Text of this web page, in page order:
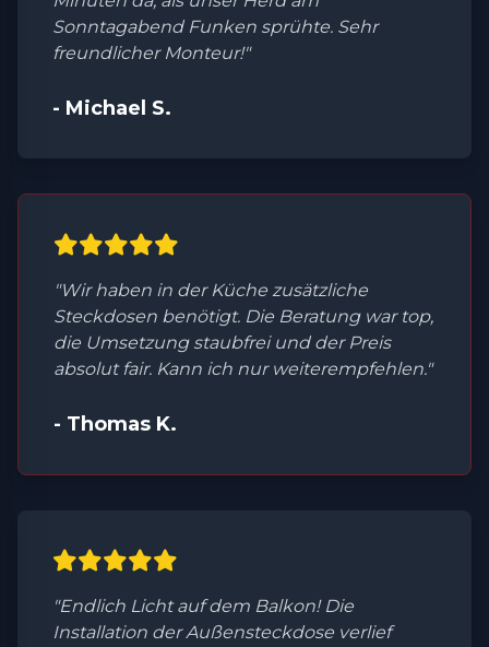
Sonntagabend Funken sprühte. Sehr
freundlicher Monteur!"
- Michael S.
"Wir haben in der Küche zusätzliche
Steckdosen benötigt. Die Beratung war top,
die Umsetzung staubfrei und der Preis
absolut fair. Kann ich nur weiterempfehlen."
- Thomas K.
"Endlich Licht auf dem Balkon! Die
Installation der Außensteckdose verlief